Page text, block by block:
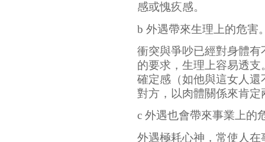
感或愧疚感。
b 外遇帶來生理上的危害
衝突與爭吵已經對身體
的要求，生理上容易透
確定感（如他與這女人
對方，以肉體關係來肯
c 外遇也會帶來事業上的
外遇極耗心神，常使人